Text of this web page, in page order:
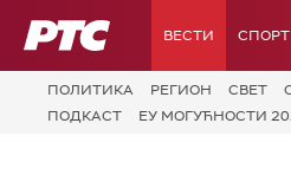
РТС ВЕСТИ СПОРТ
ПОЛИТИКА РЕГИОН СВЕТ
ПОДКАСТ
ЕУ МОГУЋНОСТИ